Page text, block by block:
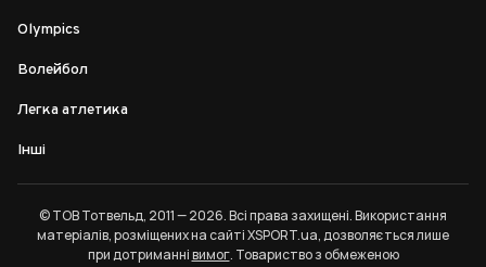
Olympics
Волейбол
Легка атлетика
Інші
© ТОВ Тотвельд, 2011 — 2026. Всі права захищені. Використання
матеріалів, розміщених на сайті XSPORT.ua, дозволяється лише
при дотриманнівимог. Товариство з обмеженою